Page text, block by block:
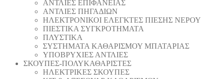
ΑΝΤΛΙΕΣ ΕΠΙΦΑΝΕΙΑΣ
ΑΝΤΛΙΕΣ ΠΗΓΑΔΙΩΝ
ΗΛΕΚΤΡΟΝΙΚΟΙ ΕΛΕΓΚΤΕΣ ΠΙΕΣΗΣ ΝΕΡΟΥ
ΠΙΕΣΤΙΚΑ ΣΥΓΚΡΟΤΗΜΑΤΑ
ΠΛΥΣΤΙΚΑ
ΣΥΣΤΗΜΑΤΑ ΚΑΘΑΡΙΣΜΟΥ ΜΠΑΤΑΡΙΑΣ
ΥΠΟΒΡΥΧΙΕΣ ΑΝΤΛΙΕΣ
ΣΚΟΥΠΕΣ-ΠΟΛΥΚΑΘΑΡΙΣΤΕΣ
ΗΛΕΚΤΡΙΚΕΣ ΣΚΟΥΠΕΣ